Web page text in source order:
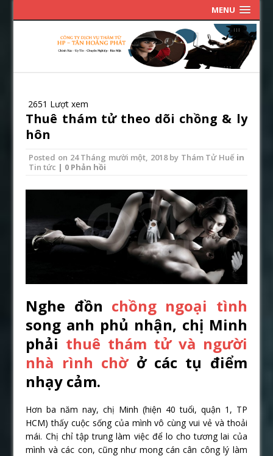
MENU
2651 Lượt xem
Thuê thám tử theo dõi chồng & ly
hôn
Posted on 24 Tháng mười một, 2018by Thám Tử Huếin
Tin tức | 0 Phản hồi
Nghe đồn chồng ngoại tình
song anh phủ nhận, chị Minh
phải thuê thám tử và người
nhà rình chờ ở các tụ điểm
nhạy cảm.
Hơn ba năm nay, chị Minh (hiện 40 tuổi, quận 1, TP
HCM) thấy cuộc sống của mình vô cùng vui vẻ và thoải
mái. Chị chỉ tập trung làm việc để lo cho tương lai của
mình và các con, cũng như mong cán cân công lý làm